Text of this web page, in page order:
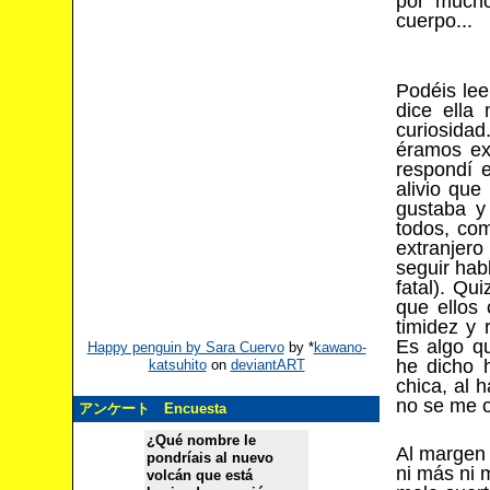
Happy penguin by Sara Cuervoby *kawano-
katsuhitoon deviantART
アンケート Encuesta
¿Qué nombre le
pondríais al nuevo
volcán que está
cuerpo...
Podéis
dice ella
éramos
respondí
alivio que
gustaba
todos,
seguir
fatal).
que ellos
timidez y
Es algo
he dicho
chica, al
no se me
Al
ni más ni